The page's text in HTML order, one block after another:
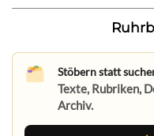
Stöbern statt
Texte, Rubriken,
Archiv.